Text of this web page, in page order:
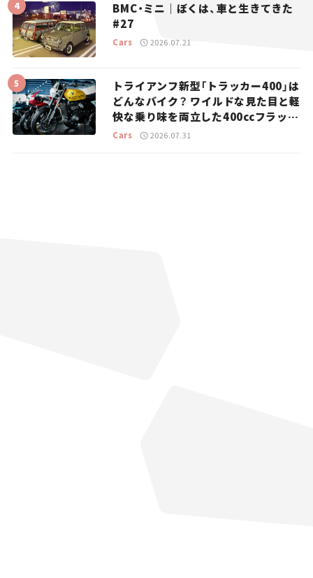
BMC・ミニ｜ぼくは、車と生きてきた
#27
Cars 2026.07.21
トライアンフ新型「トラッカー400」は
どんなバイク？ ワイルドな見た目と軽
快な乗り味を両立した400ccフラット
トラッカー【試乗レビュー】
Cars 2026.07.31